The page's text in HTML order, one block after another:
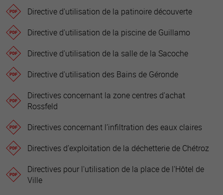
Directive d'utilisation de la patinoire découverte
Directive d'utilisation de la piscine de Guillamo
Directive d'utilisation de la salle de la Sacoche
Directive d'utilisation des Bains de Géronde
Directives concernant la zone centres d'achat
Rossfeld
Directives concernant l’infiltration des eaux claires
Directives d’exploitation de la déchetterie de Chétroz
Directives pour l'utilisation de la place de l'Hôtel de
Ville